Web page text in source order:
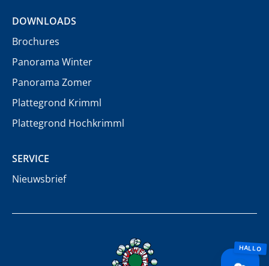
DOWNLOADS
Brochures
Panorama Winter
Panorama Zomer
Plattegrond Krimml
Plattegrond Hochkrimml
SERVICE
Nieuwsbrief